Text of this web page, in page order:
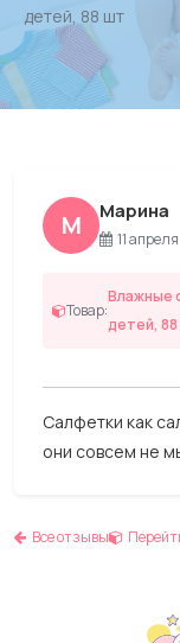
детей, 88 шт
М Марина
11
Товар:
Влажные
детей,
Салфетки как
они совсем не
Все отзывы